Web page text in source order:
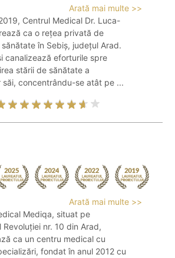
Arată mai multe >>
Centrul Medical Dr. Luca-
ca o rețea privată de
în Sebiș, județul Arad.
canalizează eforturile spre
stării de sănătate a
săi, concentrându-se atât pe ...
Arată mai multe >>
Mediqa, situat pe
Revoluției nr. 10 din Arad,
ca un centru medical cu
fondat în anul 2012 cu